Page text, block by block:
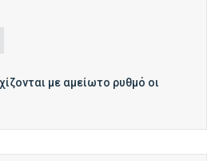
με αμείωτο ρυθμό οι